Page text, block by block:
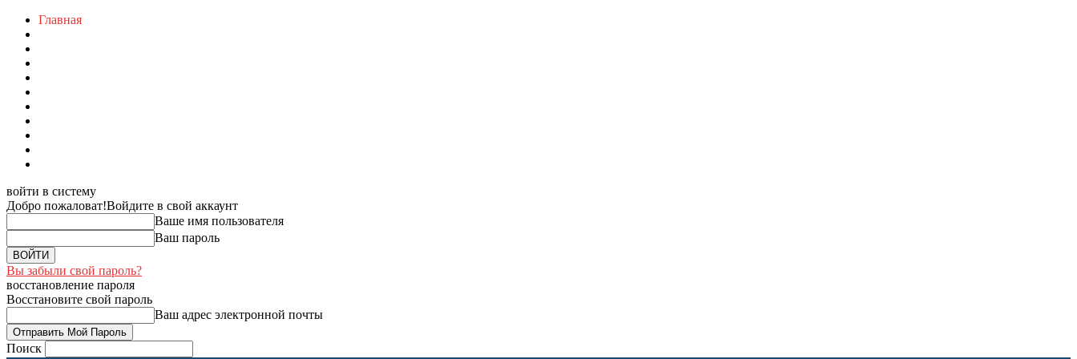
Главная
войти в систему
Добро пожаловат!Войдите в свой аккаунт
Ваше имя пользователя
Ваш пароль
Вы забыли свой пароль?
восстановление пароля
Восстановите свой пароль
Ваш адрес электронной почты
Поиск